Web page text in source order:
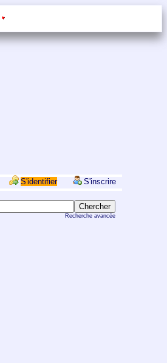
S'identifier S'inscrire
Recherche avancée